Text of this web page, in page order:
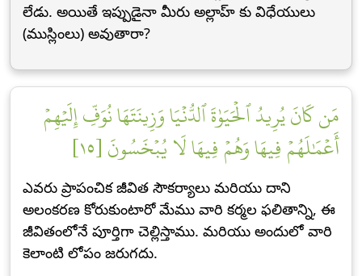
లేడు. అయితే ఇప్పుడైనా మీరు అల్లాహ్ కు విధేయులు
(ముస్లింలు) అవుతారా?
مَن كَانَ يُرِيدُ ٱلۡحَيَوٰةَ ٱلدُّنۡيَا وَزِينَتَهَا نُوَفِّ إِلَيۡهِمۡ
أَعۡمَٰلَهُمۡ فِيهَا وَهُمۡ فِيهَا لَا يُبۡخَسُونَ [١٥]
ఎవరు ప్రాపంచిక జీవిత సౌకర్యాలు మరియు దాని
అలంకరణ కోరుకుంటారో మేము వారి కర్మల ఫలితాన్ని, ఈ
జీవితంలోనే పూర్తిగా చెల్లిస్తాము. మరియు అందులో వారి
కెలాంటి లోపం జరుగదు.